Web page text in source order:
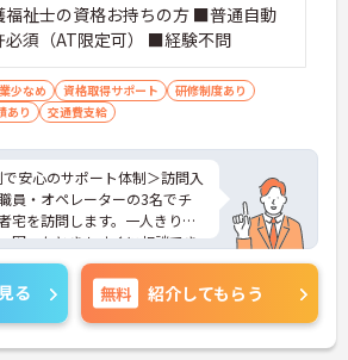
祉士の資格お持ちの方 ■普通自動
必須（AT限定可） ■経験不問
少なめ 資格取得サポート
研修制度あり
あり
交通費支給
安心のサポート体制＞訪問入
員・オペレーターの3名でチ
宅を訪問します。一人きりで
困ったときもすぐに相談でき
チームワークを大切にしなが
に快適な入浴時間を提供でき
です。
で無理なく働ける＞ご家庭を
ズムを整えたい方にぴったり
る 無料 紹介してもらう